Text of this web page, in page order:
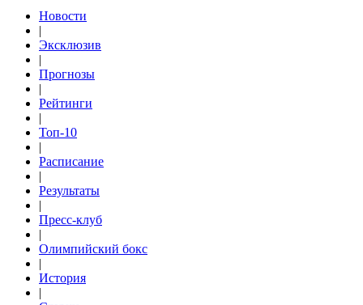
Новости
|
Эксклюзив
|
Прогнозы
|
Рейтинги
|
Топ-10
|
Расписание
|
Результаты
|
Пресс-клуб
|
Олимпийский бокс
|
История
|